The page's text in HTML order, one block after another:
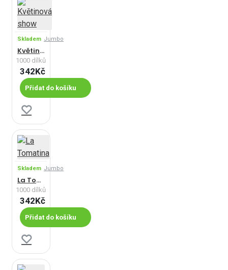
Skladem Jumbo
Květinová show
1000 dílků
342Kč
Přidat do košíku
Skladem Jumbo
La Tomatina
1000 dílků
342Kč
Přidat do košíku